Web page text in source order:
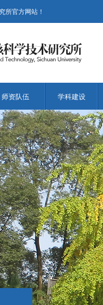
所官方网站！
师资队伍 学科建设